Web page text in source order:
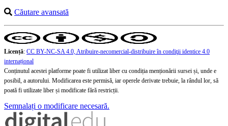
Căutare avansată
Licență: CC BY-NC-SA 4.0, Atribuire-necomercial-distribuire în condiţii identice 4.0
internațional
Conținutul acestei platforme poate fi utilizat liber cu condiția menționării sursei și, unde e
posibil, a autorului. Modificarea este permisă, iar operele derivate trebuie, la rândul lor, să
poată fi utilizate liber și modificate fără restricții.
Semnalați o modificare necesară.